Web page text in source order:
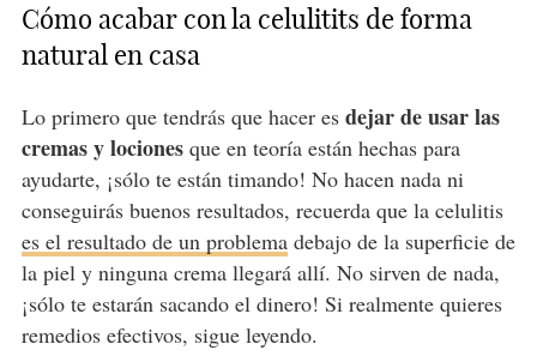
Cómo acabar con la celulitits de forma
natural en casa
Lo primero que tendrás que hacer es dejar de usar las
cremas y locionesque en teoría están hechas para
ayudarte, ¡sólo te están timando! No hacen nada ni
conseguirás buenos resultados, recuerda que la celulitis
es el resultado de un problemadebajo de la superficie de
la piel y ninguna crema llegará allí. No sirven de nada,
¡sólo te estarán sacando el dinero! Si realmente quieres
remedios efectivos, sigue leyendo.